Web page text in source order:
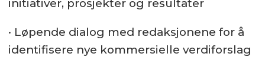
initiativer, prosjekter og resultater
· Løpende dialog med redaksjonene for å
identifisere nye kommersielle verdiforslag